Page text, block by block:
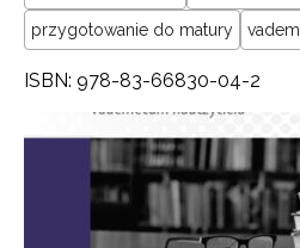
przygotowanie do matury
ISBN: 978-83-66830-04-2